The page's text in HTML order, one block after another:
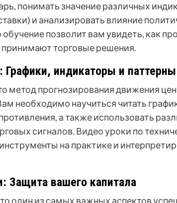
понимать значение различных
и анализировать влияние
позволит вам увидеть, как
торговые решения.
Графики, индикаторы и паттерны
метод прогнозирования движения
необходимо научиться читать
а также использовать
сигналов. Видео уроки по
на практике и
Защита вашего капитала
один из самых важных аспектов